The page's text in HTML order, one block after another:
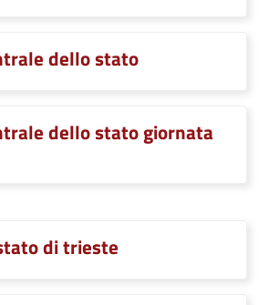
dello stato
dello stato giornata
di trieste